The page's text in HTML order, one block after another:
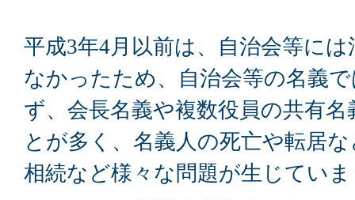
平成3年4月以前は、自治会等に
なかったため、自治会等の名義
ず、会長名義や複数役員の共有
とが多く、名義人の死亡や転居
相続など様々な問題が生じてい